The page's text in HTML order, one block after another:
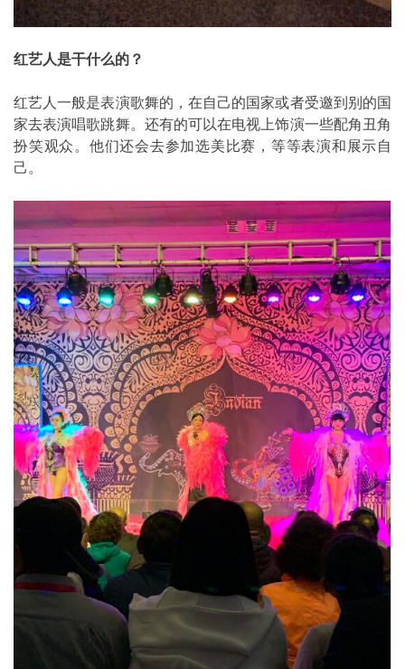
红艺人是干什么的？
红艺人一般是表演歌舞的，在自己的国家或者受邀到别的国
家去表演唱歌跳舞。还有的可以在电视上饰演一些配角丑角
扮笑观众。他们还会去参加选美比赛，等等表演和展示自
己。